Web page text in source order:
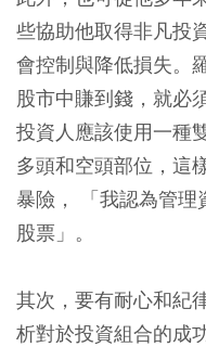
些協助他取得非凡投
會控制與降低損失。
股市中賺到錢，就必
投資人應該使用一種
多頭和空頭部位，這
暴險， 「我認為管理
股票」。
其次，要有耐心和紀
析對於投資組合的成